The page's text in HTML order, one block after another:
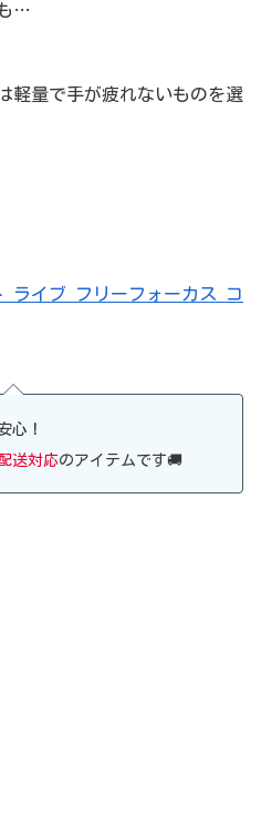
…
軽量で手が疲れないものを選
ライブ フリーフォーカス コ
心！
送対応のアイテムです🚚